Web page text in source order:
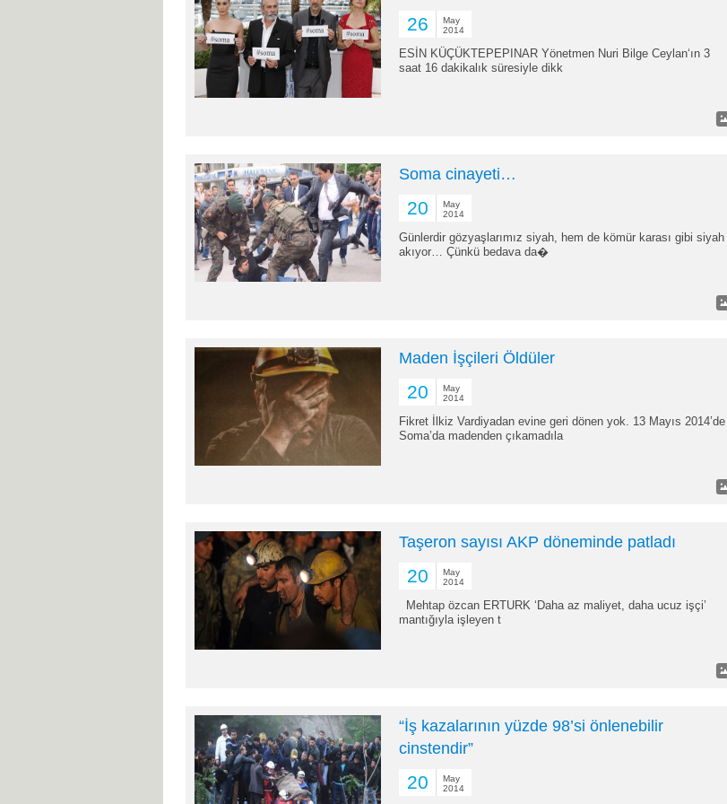
26
May
2014
ESİN KÜÇÜKTEPEPINAR Yönetmen Nuri Bilge Ceylan‘ın 3
saat 16 dakikalık süresiyle dikk
Soma cinayeti…
20
May
2014
Günlerdir gözyaşlarımız siyah, hem de kömür karası gibi siyah
akıyor… Çünkü bedava da�
Maden İşçileri Öldüler
20
May
2014
Fikret İlkiz Vardiyadan evine geri dönen yok. 13 Mayıs 2014’de
Soma’da madenden çıkamadıla
Taşeron sayısı AKP döneminde patladı
20
May
2014
Mehtap özcan ERTURK ‘Daha az maliyet, daha ucuz işçi’
mantığıyla işleyen t
“İş kazalarının yüzde 98’si önlenebilir
cinstendir”
20
May
2014